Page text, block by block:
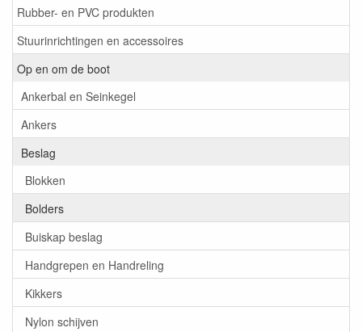
Rubber- en PVC produkten
Stuurinrichtingen en accessoires
Op en om de boot
Ankerbal en Seinkegel
Ankers
Beslag
Blokken
Bolders
Buiskap beslag
Handgrepen en Handreling
Kikkers
Nylon schijven